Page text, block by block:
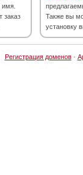
имя.
заказ
Также вы
установку
Регистрация доменов·